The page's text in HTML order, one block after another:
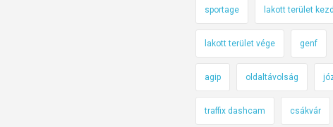
sportage lakott terület
lakott terület vége genf
agip oldaltávolság
traffix dashcam csákvár